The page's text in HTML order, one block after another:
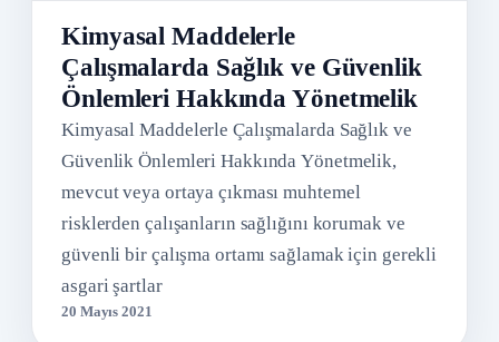
Kimyasal Maddelerle
Çalışmalarda Sağlık ve Güvenlik
Önlemleri Hakkında Yönetmelik
Kimyasal Maddelerle Çalışmalarda Sağlık ve
Güvenlik Önlemleri Hakkında Yönetmelik,
mevcut veya ortaya çıkması muhtemel
risklerden çalışanların sağlığını korumak ve
güvenli bir çalışma ortamı sağlamak için gerekli
asgari şartlar
20 Mayıs 2021